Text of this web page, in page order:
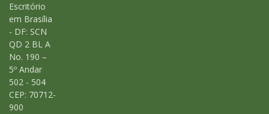
Escritório
em Brasília
- DF: SCN
QD 2 BL A
No. 190 –
5º Andar
502 - 504
CEP: 70712-
900